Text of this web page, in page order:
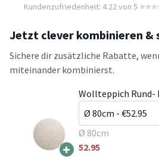
Kundenzufriedenheit: 4.22 von 5
Jetzt clever kombinieren &
Sichere dir zusätzliche Rabatte,
miteinander kombinierst.
+
Wollteppich Rund-
Ø 80cm
52.95